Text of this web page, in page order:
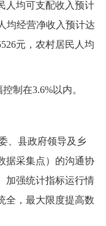
人均可支配收入预计
均经营净收入预计达
元 ，农村居民人均
制在3.6%以内。
、县政府领导及乡
据采集点）的沟通协
加强统计指标运行情
全，最大限度提高数